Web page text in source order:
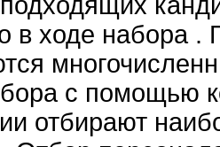
в ходе набора .
с помощью
отбирают